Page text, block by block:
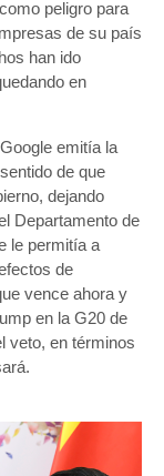
peligro para
de su país
han ido
en
emitía la
de que
dejando
Departamento de
le permitía a
de
vence ahora y
en la G20 de
veto, en términos